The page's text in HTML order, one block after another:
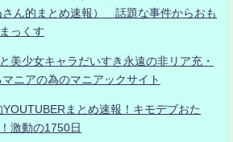
さん的まとめ速報） 話題な事件からおも
っくす
美少女キャラだいすき永遠の非リア充・
ニアの為のマニアックサイト
まとめ速報！キモデブおた
激動の1750日